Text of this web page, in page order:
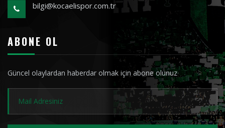
bilgi@kocaelispor.com.tr
ABONE OL
Güncel olaylardan haberdar olmak için abone olunuz